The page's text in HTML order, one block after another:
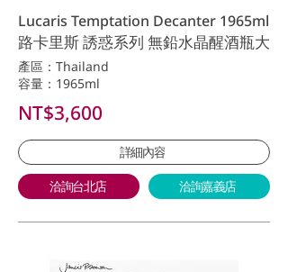
Lucaris Temptation Decanter 1965ml
路卡里斯 誘惑系列 無鉛水晶醒酒瓶大
產區：Thailand
容量：1965ml
NT$3,600
詳細內容
洽詢台北店 洽詢嘉義店